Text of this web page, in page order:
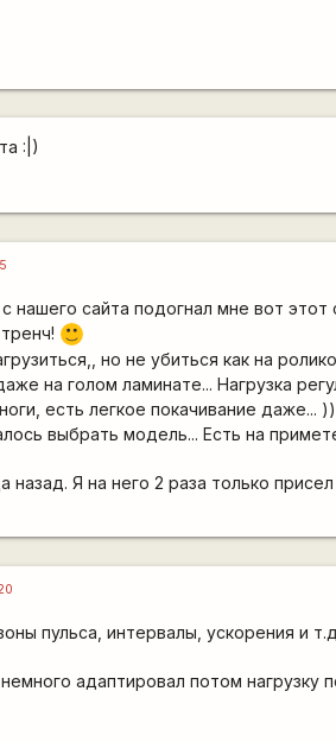
:|)
сайта подогнал мне вот этот
:)
но не убиться как на
на голом ламинате... Нагрузка
есть легкое покачивание даже...
выбрать модель... Есть на
Я на него 2 раза только
пульса, интервалы, ускорения и
адаптировал потом нагрузку